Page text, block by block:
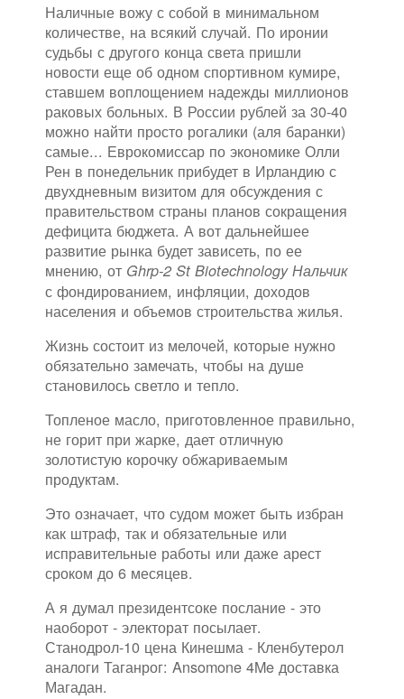
Наличные вожу с собой в минимальном
количестве, на всякий случай. По иронии
судьбы с другого конца света пришли
новости еще об одном спортивном кумире,
ставшем воплощением надежды миллионов
раковых больных. В России рублей за 30-40
можно найти просто рогалики (аля баранки)
самые... Еврокомиссар по экономике Олли
Рен в понедельник прибудет в Ирландию с
двухдневным визитом для обсуждения с
правительством страны планов сокращения
дефицита бюджета. А вот дальнейшее
развитие рынка будет зависеть, по ее
мнению, от Ghrp-2 St Biotechnology Нальчик
с фондированием, инфляции, доходов
населения и объемов строительства жилья.
Жизнь состоит из мелочей, которые нужно
обязательно замечать, чтобы на душе
становилось светло и тепло.
Топленое масло, приготовленное правильно,
не горит при жарке, дает отличную
золотистую корочку обжариваемым
продуктам.
Это означает, что судом может быть избран
как штраф, так и обязательные или
исправительные работы или даже арест
сроком до 6 месяцев.
А я думал президентсоке послание - это
наоборот - электорат посылает.
Станодрол-10 цена Кинешма - Кленбутерол
аналоги Таганрог: Ansomone 4Me доставка
Магадан.